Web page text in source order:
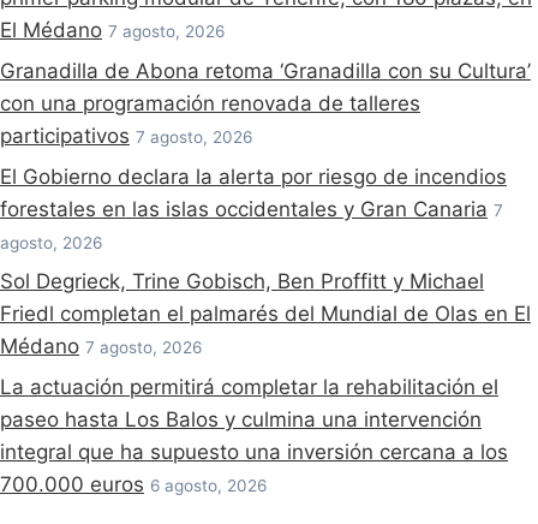
El Médano 7 agosto, 2026
Granadilla de Abona retoma ‘Granadilla con su Cultura’
con una programación renovada de talleres
participativos 7 agosto, 2026
El Gobierno declara la alerta por riesgo de incendios
forestales en las islas occidentales y Gran Canaria 7
agosto, 2026
Sol Degrieck, Trine Gobisch, Ben Proffitt y Michael
Friedl completan el palmarés del Mundial de Olas en El
Médano 7 agosto, 2026
La actuación permitirá completar la rehabilitación el
paseo hasta Los Balos y culmina una intervención
integral que ha supuesto una inversión cercana a los
700.000 euros 6 agosto, 2026